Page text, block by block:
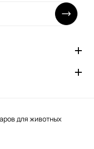
для животных